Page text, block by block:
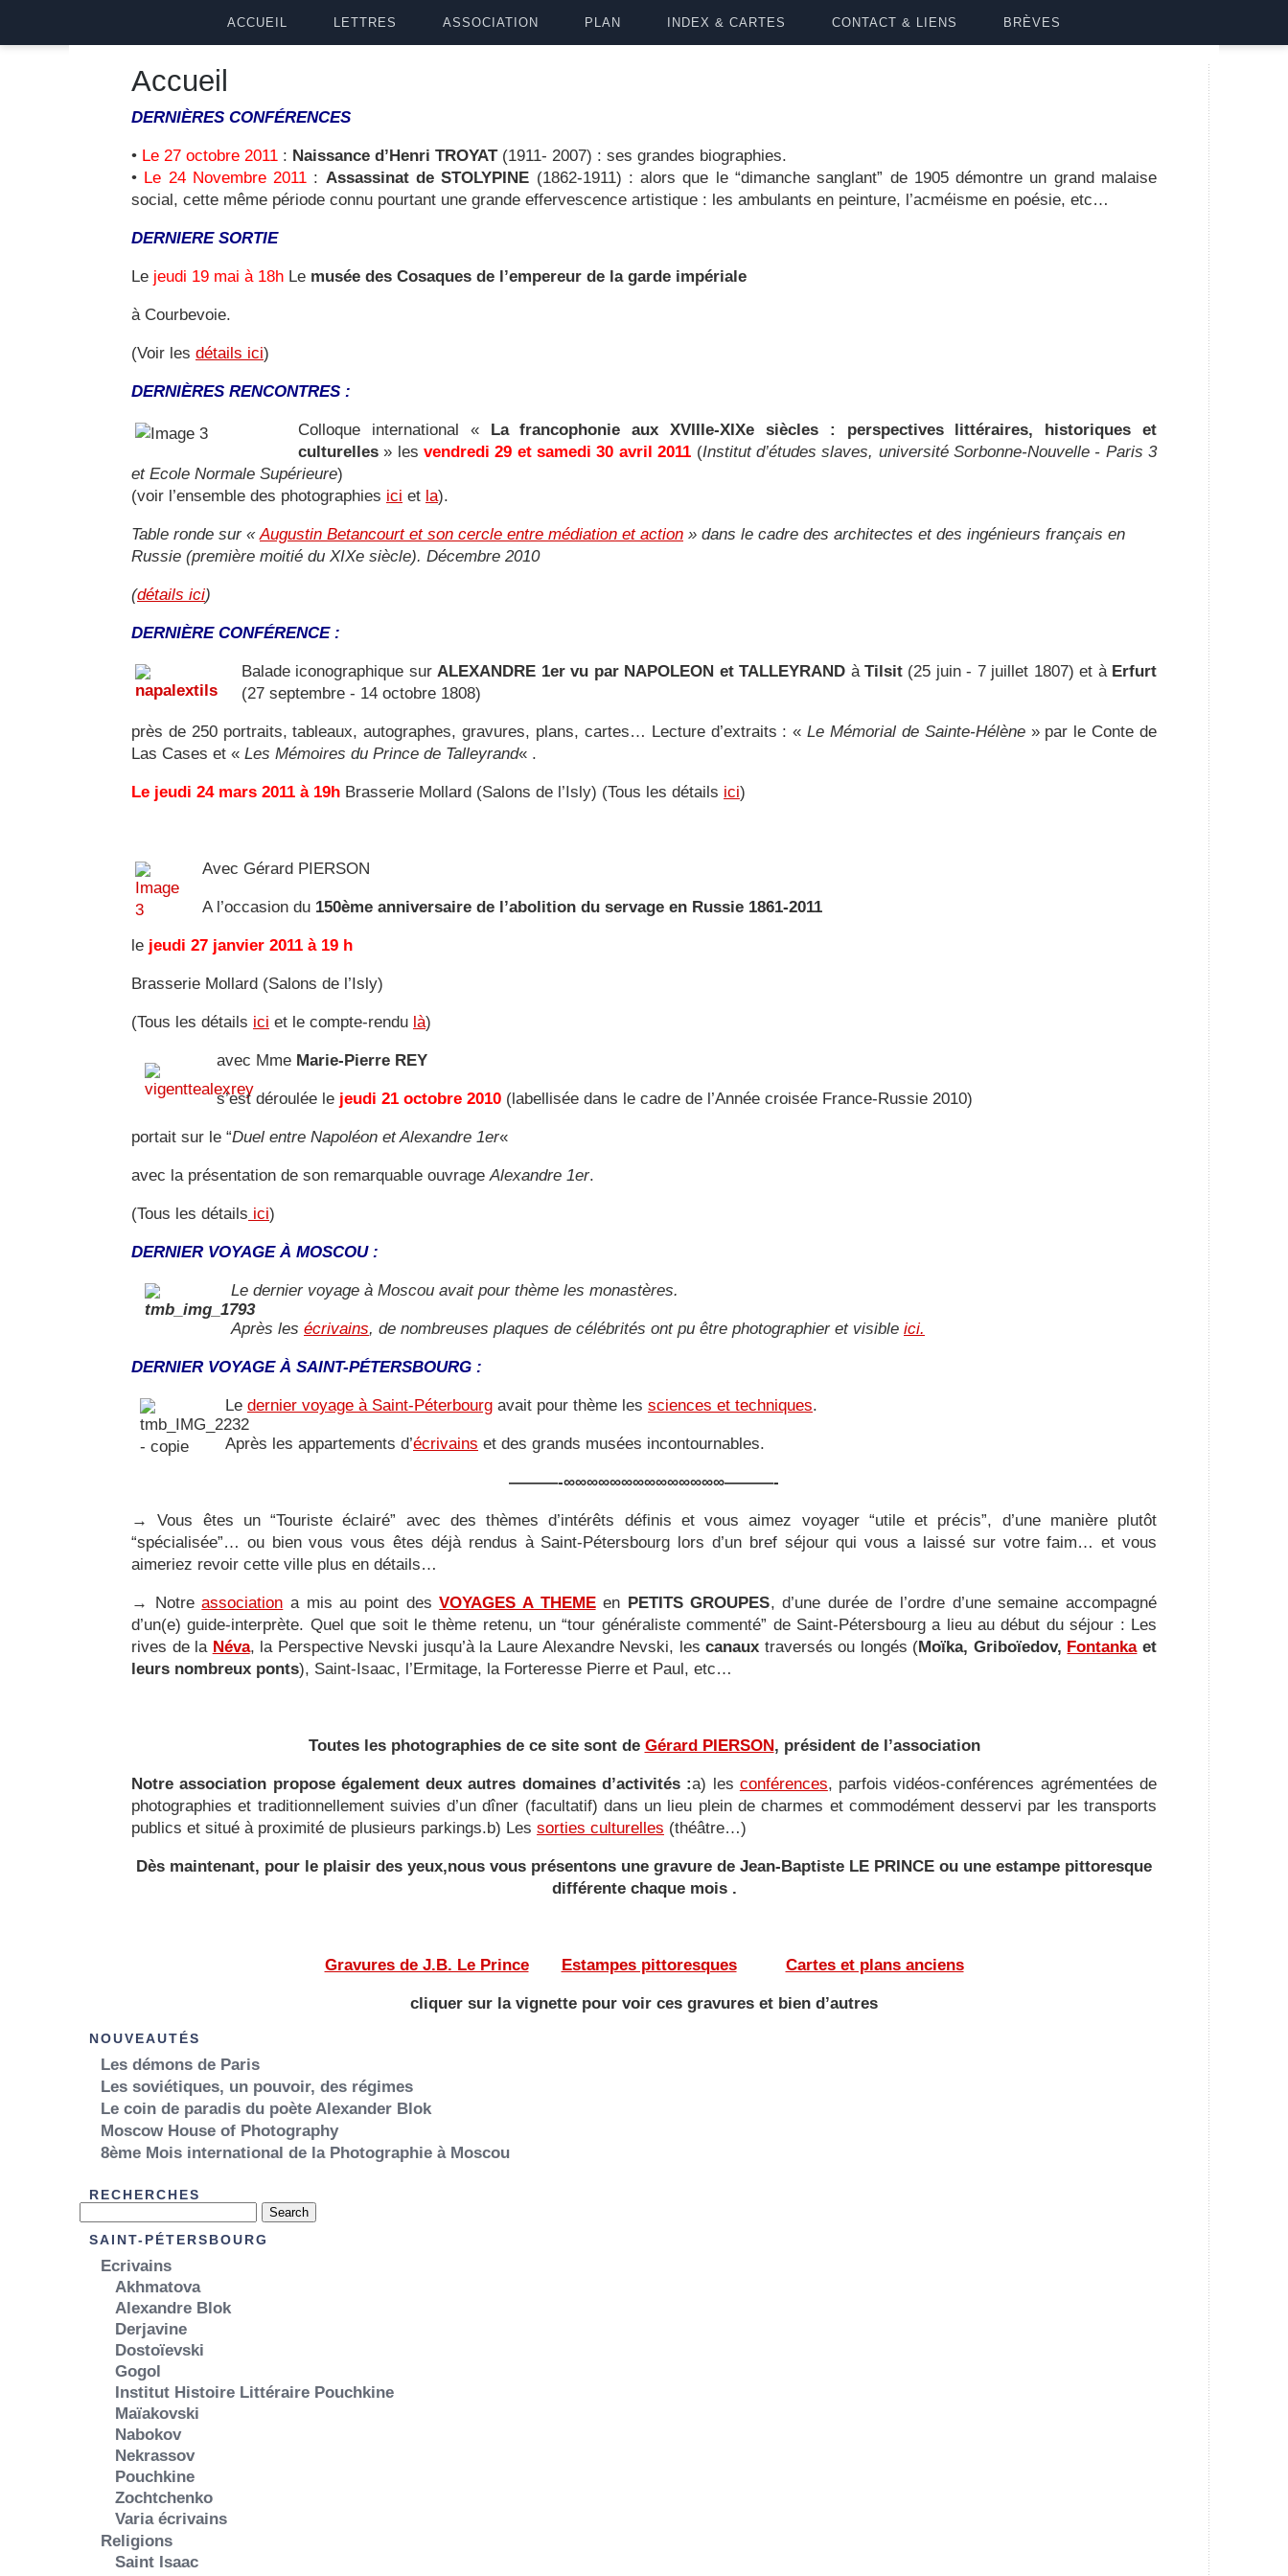
ACCUEIL LETTRES ASSOCIATION PLAN INDEX & CARTES CONTACT & LIENS BRÈVES
Accueil
DERNIÈRES CONFÉRENCES
• Le 27 octobre 2011 : Naissance d’Henri TROYAT(1911- 2007) : ses grandes biographies.
• Le 24 Novembre 2011 : Assassinat de STOLYPINE (1862-1911) : alors que le “dimanche sanglant” de 1905 démontre un grand malaise
social, cette même période connu pourtant une grande effervescence artistique : les ambulants en peinture, l’acméisme en poésie, etc…
DERNIERE SORTIE
Le jeudi 19 mai à 18h Le musée des Cosaques de l’empereur de la garde impériale
à Courbevoie.
(Voir les détails ici)
DERNIÈRES RENCONTRES :
Colloque international « La francophonie aux XVIIIe-XIXe siècles : perspectives littéraires, historiques et
culturelles » lesvendredi 29 et samedi 30 avril 2011 (Institut d’études slaves, université Sorbonne-Nouvelle - Paris 3
et Ecole Normale Supérieure)
(voir l’ensemble des photographies ici et la).
Table ronde sur «Augustin Betancourt et son cercle entre médiation et action » dans le cadre des architectes et des ingénieurs français en
Russie (première moitié du XIXe siècle). Décembre 2010
(détails ici)
DERNIÈRE CONFÉRENCE :
Balade iconographique surALEXANDRE 1er vu par NAPOLEON et TALLEYRAND à Tilsit(25 juin - 7 juillet 1807) et à Erfurt
(27 septembre - 14 octobre 1808)
près de 250 portraits, tableaux, autographes, gravures, plans, cartes… Lecture d’extraits : «Le Mémorial de Sainte-Hélène» par le Conte de
Las Cases et « Les Mémoires du Prince de Talleyrand« .
Le jeudi 24 mars 2011 à 19h Brasserie Mollard (Salons de l’Isly) (Tous les détails ici)
Avec Gérard PIERSON
A l’occasion du 150ème anniversaire de l’abolition du servage en Russie 1861-2011
le jeudi 27 janvier 2011 à 19 h
Brasserie Mollard (Salons de l’Isly)
(Tous les détails ici et le compte-rendu là)
avec Mme Marie-Pierre REY
s’est déroulée le jeudi 21 octobre 2010 (labellisée dans le cadre de l’Année croisée France-Russie 2010)
portait sur le “Duel entre Napoléon et Alexandre 1er«
avec la présentation de son remarquable ouvrageAlexandre 1er.
(Tous les détails ici)
DERNIER VOYAGE À MOSCOU :
Le dernier voyage à Moscou avait pour thème les monastères.
Après les écrivains, de nombreuses plaques de célébrités ont pu être photographier et visible ici.
DERNIER VOYAGE À SAINT-PÉTERSBOURG :
Le dernier voyage à Saint-Péterbourg avait pour thème les sciences et techniques.
Après les appartements d’écrivains et des grands musées incontournables.
———-∞∞∞∞∞∞∞∞∞∞∞∞∞∞———-
→Vous êtes un “Touriste éclairé” avec des thèmes d’intérêts définis et vous aimez voyager “utile et précis”, d’une manière plutôt
“spécialisée”… ou bien vous vous êtes déjà rendus à Saint-Pétersbourg lors d’un bref séjour qui vous a laissé sur votre faim… et vous
aimeriez revoir cette ville plus en détails…
→ Notreassociation a mis au point desVOYAGES A THEMEen PETITS GROUPES, d’une durée de l’ordre d’une semaine accompagné
d’un(e) guide-interprète. Quel que soit le thème retenu, un “tour généraliste commenté” de Saint-Pétersbourg a lieu au début du séjour : Les
rives de la Néva, la Perspective Nevski jusqu’à la Laure Alexandre Nevski, lescanaux traversés ou longés (Moïka, Griboïedov, Fontankaet
leurs nombreux ponts), Saint-Isaac, l’Ermitage, la Forteresse Pierre et Paul, etc…
Toutes les photographies de ce site sont de Gérard PIERSON, président de l’association
Notre association propose également deux autres domaines d’activités :a) les conférences, parfois vidéos-conférences agrémentées de
photographies et traditionnellement suivies d’un dîner (facultatif) dans un lieu plein de charmes et commodément desservi par les transports
publics et situé à proximité de plusieurs parkings.b) Les sorties culturelles (théâtre…)
Dès maintenant, pour le plaisir des yeux,nous vous présentons une gravure de Jean-Baptiste LE PRINCE ou une estampe pittoresque
différentechaque mois .
Gravures de J.B. Le Prince—— Estampes pittoresques——— Cartes et plans anciens
cliquer sur la vignette pour voir ces gravures et bien d’autres
NOUVEAUTÉS
Les démons de Paris
Les soviétiques, un pouvoir, des régimes
Le coin de paradis du poète Alexander Blok
Moscow House of Photography
8ème Mois international de la Photographie à Moscou
RECHERCHES
SAINT-PÉTERSBOURG
Ecrivains
Akhmatova
Alexandre Blok
Derjavine
Dostoïevski
Gogol
Institut Histoire Littéraire Pouchkine
Maïakovski
Nabokov
Nekrassov
Pouchkine
Zochtchenko
Varia écrivains
Religions
Saint Isaac